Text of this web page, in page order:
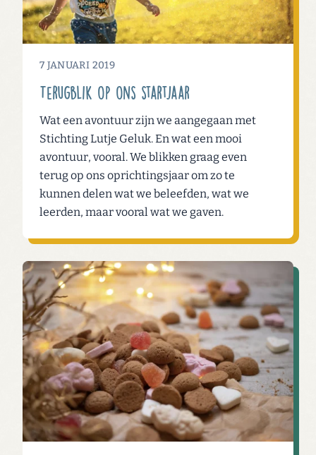
7 JANUARI 2019
Terugblik op ons startjaar
Wat een avontuur zijn we aangegaan met
Stichting Lutje Geluk. En wat een mooi
avontuur, vooral. We blikken graag even
terug op ons oprichtingsjaar om zo te
kunnen delen wat we beleefden, wat we
leerden, maar vooral wat we gaven.